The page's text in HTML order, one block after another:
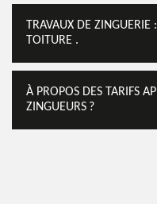
TRAVAUX DE ZINGUERIE
TOITURE .
À PROPOS DES TARIFS
ZINGUEURS ?